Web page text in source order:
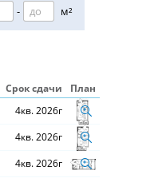
-
м²
Срок сдачи
План
4кв. 2026г
4кв. 2026г
4кв. 2026г